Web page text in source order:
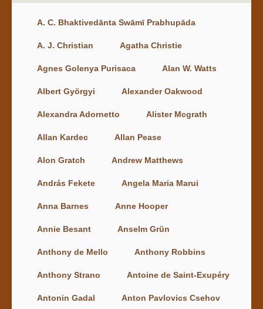
A. C. Bhaktivedānta Swāmī Prabhupāda
A. J. Christian Agatha Christie
Agnes Golenya Purisaca Alan W. Watts
Albert Györgyi Alexander Oakwood
Alexandra Adornetto Alister Mcgrath
Allan Kardec Allan Pease
Alon Gratch Andrew Matthews
András Fekete Angela Maria Marui
Anna Barnes Anne Hooper
Annie Besant Anselm Grün
Anthony de Mello Anthony Robbins
Anthony Strano Antoine de Saint-Exupéry
Antonin Gadal Anton Pavlovics Csehov